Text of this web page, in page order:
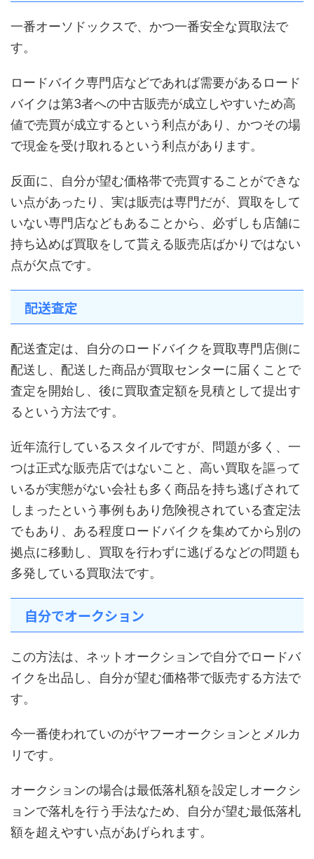
一番オーソドックスで、かつ一番安全な買取法で
す。
ロードバイク専門店などであれば需要があるロード
バイクは第3者への中古販売が成立しやすいため高
値で売買が成立するという利点があり、かつその場
で現金を受け取れるという利点があります。
反面に、自分が望む価格帯で売買することができな
い点があったり、実は販売は専門だが、買取をして
いない専門店などもあることから、必ずしも店舗に
持ち込めば買取をして貰える販売店ばかりではない
点が欠点です。
配送査定
配送査定は、自分のロードバイクを買取専門店側に
配送し、配送した商品が買取センターに届くことで
査定を開始し、後に買取査定額を見積として提出す
るという方法です。
近年流行しているスタイルですが、問題が多く、一
つは正式な販売店ではないこと、高い買取を謳って
いるが実態がない会社も多く商品を持ち逃げされて
しまったという事例もあり危険視されている査定法
でもあり、ある程度ロードバイクを集めてから別の
拠点に移動し、買取を行わずに逃げるなどの問題も
多発している買取法です。
自分でオークション
この方法は、ネットオークションで自分でロードバ
イクを出品し、自分が望む価格帯で販売する方法で
す。
今一番使われていのがヤフーオークションとメルカ
リです。
オークションの場合は最低落札額を設定しオークシ
ョンで落札を行う手法なため、自分が望む最低落札
額を超えやすい点があげられます。